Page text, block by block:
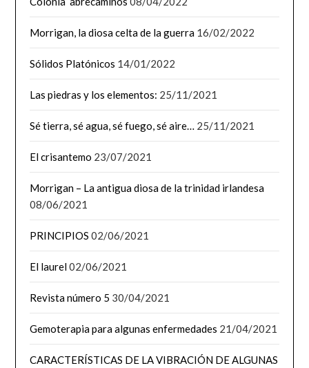
Morrigan, la diosa celta de la guerra 16/02/2022
Sólidos Platónicos 14/01/2022
Las piedras y los elementos: 25/11/2021
Sé tierra, sé agua, sé fuego, sé aire… 25/11/2021
El crisantemo 23/07/2021
Morrigan – La antigua diosa de la trinidad irlandesa
08/06/2021
PRINCIPIOS 02/06/2021
El laurel02/06/2021
Revista número 5 30/04/2021
Gemoterapia para algunas enfermedades 21/04/2021
CARACTERÍSTICAS DE LA VIBRACIÓN DE ALGUNAS